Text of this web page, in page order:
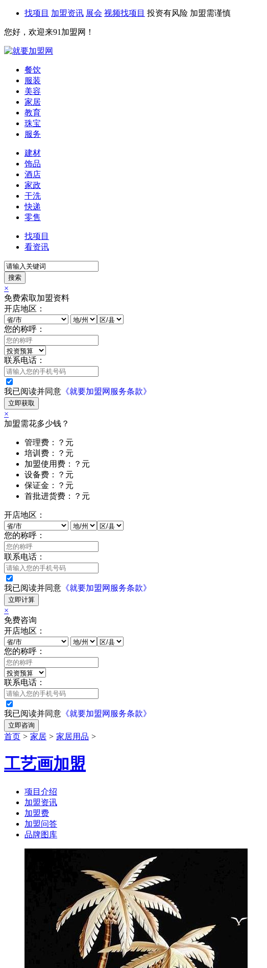
找项目 加盟资讯 展会 视频找项目 投资有风险 加盟需谨慎
您好，欢迎来91加盟网！
餐饮
服装
美容
家居
教育
珠宝
服务
建材
饰品
酒店
家政
干洗
快递
零售
找项目
看资讯
搜索
×
免费索取加盟资料
开店地区：
您的称呼：
联系电话：
我已阅读并同意 《就要加盟网服务条款》
立即获取
×
加盟需花多少钱？
管理费：？元
培训费：？元
加盟使用费：？元
设备费：？元
保证金：？元
首批进货费：？元
开店地区：
您的称呼：
联系电话：
我已阅读并同意 《就要加盟网服务条款》
立即计算
×
免费咨询
开店地区：
您的称呼：
联系电话：
我已阅读并同意 《就要加盟网服务条款》
立即咨询
首页 > 家居 > 家居用品 >
工艺画加盟
项目介绍
加盟资讯
加盟费
加盟问答
品牌图库